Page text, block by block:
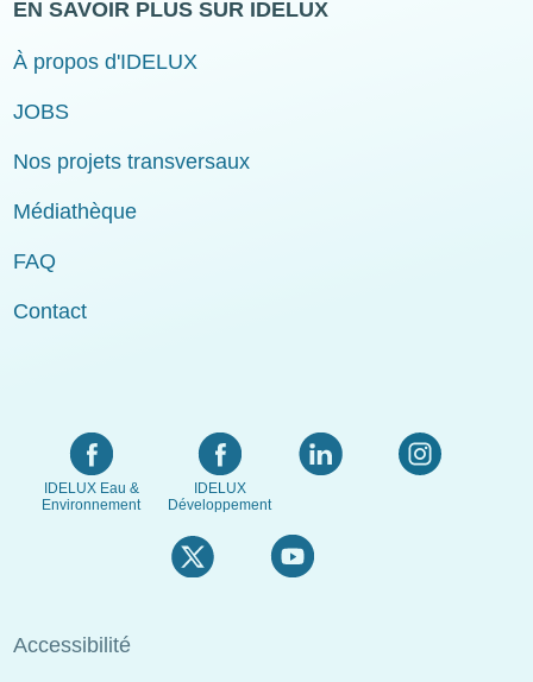
EN SAVOIR PLUS SUR IDELUX
À propos d'IDELUX
JOBS
Nos projets transversaux
Médiathèque
FAQ
Contact
IDELUX Eau &
Environnement
IDELUX
Développement
Menu
Accessibilité